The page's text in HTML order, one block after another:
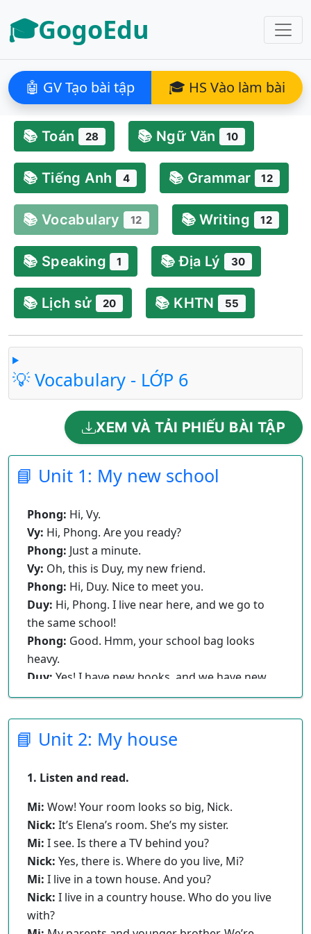
🎓GogoEdu
🤖 GV Tạo bài tập 🎓 HS Vào làm bài
📚 Toán 28 📚 Ngữ Văn 10
📚 Tiếng Anh 4 📚 Grammar 12
📚 Vocabulary 12 📚 Writing 12
📚 Speaking 1 📚 Địa Lý 30
📚 Lịch sử 20 📚 KHTN 55
💡 Vocabulary - LỚP 6
XEM VÀ TẢI PHIẾU BÀI TẬP
📘 Unit 1: My new school
Phong: Hi, Vy.
Vy: Hi, Phong. Are you ready?
Phong: Just a minute.
Vy: Oh, this is Duy, my new friend.
Phong: Hi, Duy. Nice to meet you.
Duy: Hi, Phong. I live near here, and we go to
the same school!
Phong: Good. Hmm, your school bag looks
heavy.
Duy: Yes! I have new books, and we have new
subjects to study.
smart!
Duy:Thanks, Phong. We always look smart in
Phong:Let me put on my uniform. Then we
can go.
Dưới đây là danh sách từ vựng lớp 6 với nghĩa
tiếng Việt của mỗi từ:
📘 Unit 2: My house
1. Listen and read.
Mi: Wow! Your room looks so big, Nick.
Nick: It’s Elena’s room. She’s my sister.
Mi: I see. Is there a TV behind you?
Nick: Yes, there is. Where do you live, Mi?
Mi: I live in a town house. And you?
Nick: I live in a country house. Who do you live
with?